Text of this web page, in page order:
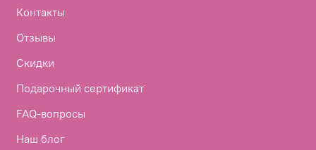
Контакты
Отзывы
Скидки
Подарочный сертификат
FAQ-вопросы
Наш блог